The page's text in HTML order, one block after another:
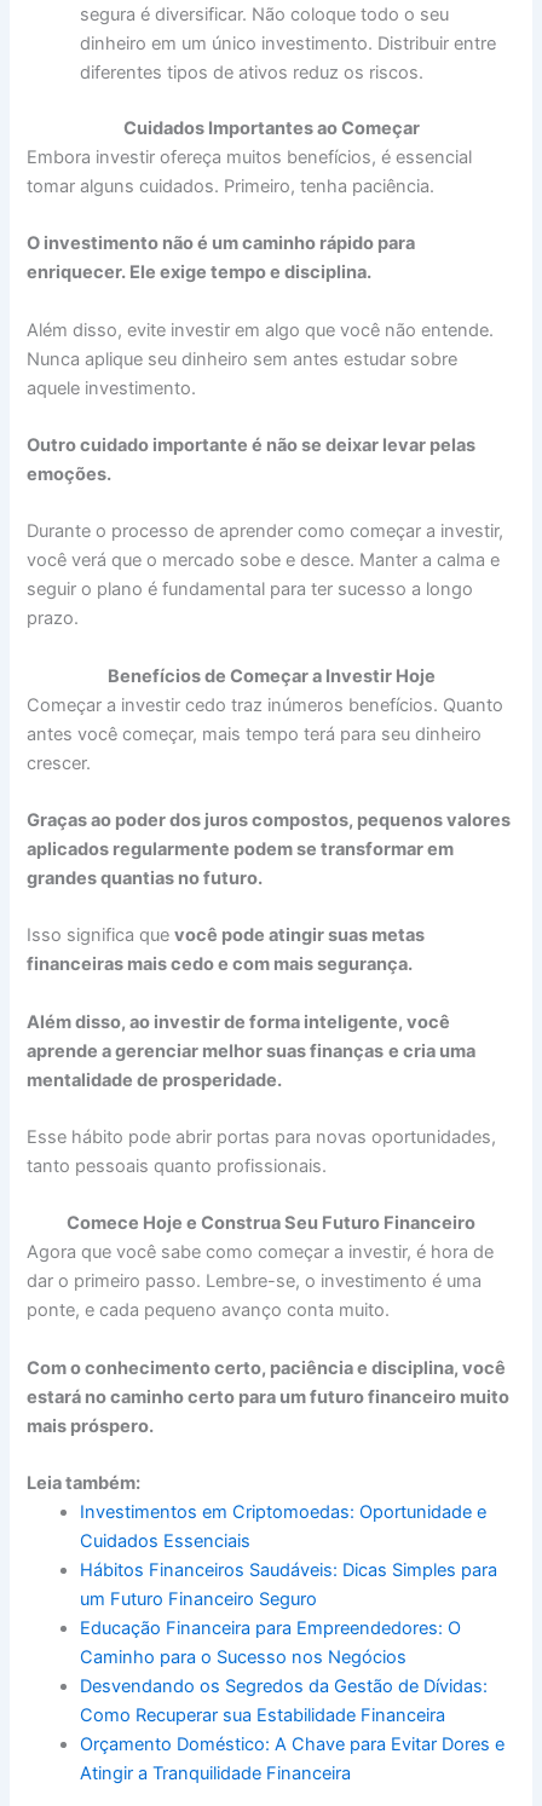
segura é diversificar. Não coloque todo o seu
dinheiro em um único investimento. Distribuir entre
diferentes tipos de ativos reduz os riscos.
Cuidados Importantes ao Começar
Embora investir ofereça muitos benefícios, é essencial
tomar alguns cuidados. Primeiro, tenha paciência.
O investimento não é um caminho rápido para
enriquecer. Ele exige tempo e disciplina.
Além disso, evite investir em algo que você não entende.
Nunca aplique seu dinheiro sem antes estudar sobre
aquele investimento.
Outro cuidado importante é não se deixar levar pelas
emoções.
Durante o processo de aprender como começar a investir,
você verá que o mercado sobe e desce. Manter a calma e
seguir o plano é fundamental para ter sucesso a longo
prazo.
Benefícios de Começar a Investir Hoje
Começar a investir cedo traz inúmeros benefícios. Quanto
antes você começar, mais tempo terá para seu dinheiro
crescer.
Graças ao poder dos juros compostos, pequenos valores
aplicados regularmente podem se transformar em
grandes quantias no futuro.
Isso significa quevocê pode atingir suas metas
financeiras mais cedo e com mais segurança.
Além disso, ao investir de forma inteligente, você
aprende a gerenciar melhor suas finanças e cria uma
mentalidade de prosperidade.
Esse hábito pode abrir portas para novas oportunidades,
tanto pessoais quanto profissionais.
Comece Hoje e Construa Seu Futuro Financeiro
Agora que você sabe como começar a investir, é hora de
dar o primeiro passo. Lembre-se, o investimento é uma
ponte, e cada pequeno avanço conta muito.
Com o conhecimento certo, paciência e disciplina, você
estará no caminho certo para um futuro financeiro muito
mais próspero.
Leia também:
Investimentos em Criptomoedas: Oportunidade e
Cuidados Essenciais
Hábitos Financeiros Saudáveis: Dicas Simples para
um Futuro Financeiro Seguro
Educação Financeira para Empreendedores: O
Caminho para o Sucesso nos Negócios
Desvendando os Segredos da Gestão de Dívidas:
Como Recuperar sua Estabilidade Financeira
Orçamento Doméstico: A Chave para Evitar Dores e
Atingir a Tranquilidade Financeira